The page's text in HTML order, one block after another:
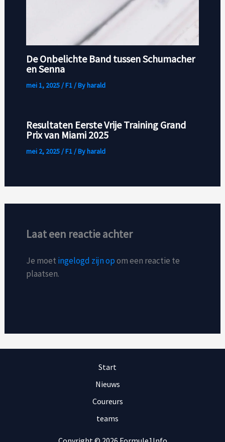
De Onbelichte Band tussen Schumacher
en Senna
mei 1, 2025/F1/ Byharald
Resultaten Eerste Vrije Training Grand
Prix van Miami 2025
mei 2, 2025/F1/ Byharald
Laat een reactie achter
Je moet ingelogd zijn opom een reactie te
plaatsen.
Start
Nieuws
Coureurs
teams